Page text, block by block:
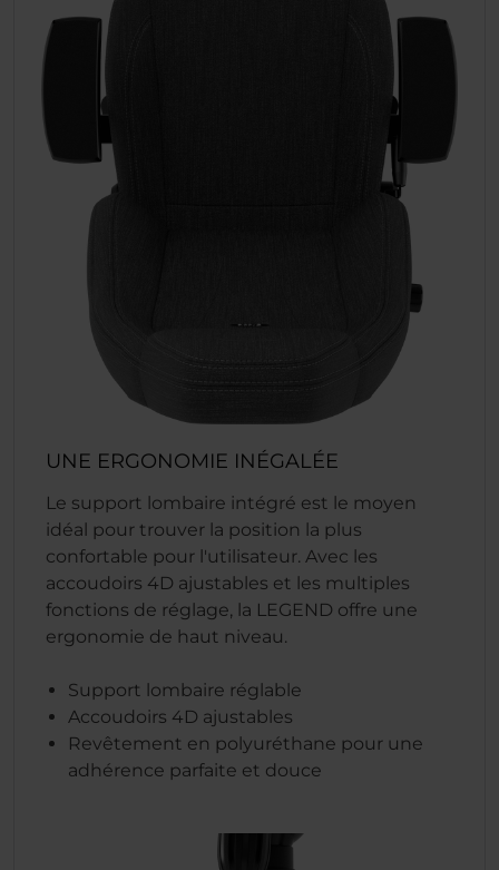
UNE ERGONOMIE INÉGALÉE
Le support lombaire intégré est le moyen
idéal pour trouver la position la plus
confortable pour l'utilisateur. Avec les
accoudoirs 4D ajustables et les multiples
fonctions de réglage, la LEGEND offre une
ergonomie de haut niveau.
Support lombaire réglable
Accoudoirs 4D ajustables
Revêtement en polyuréthane pour une
adhérence parfaite et douce